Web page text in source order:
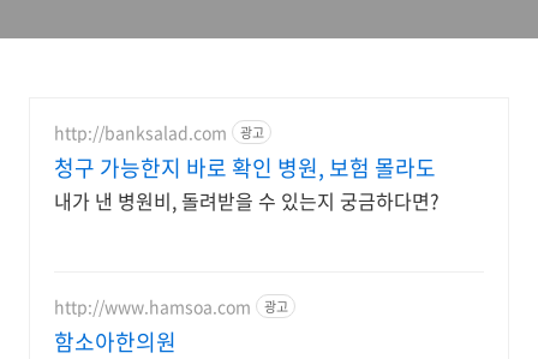
http://banksalad.com 광고
청구 가능한지 바로 확인 병원, 보험 몰라도
내가 낸 병원비, 돌려받을 수 있는지 궁금하다면?
http://www.hamsoa.com 광고
함소아한의원